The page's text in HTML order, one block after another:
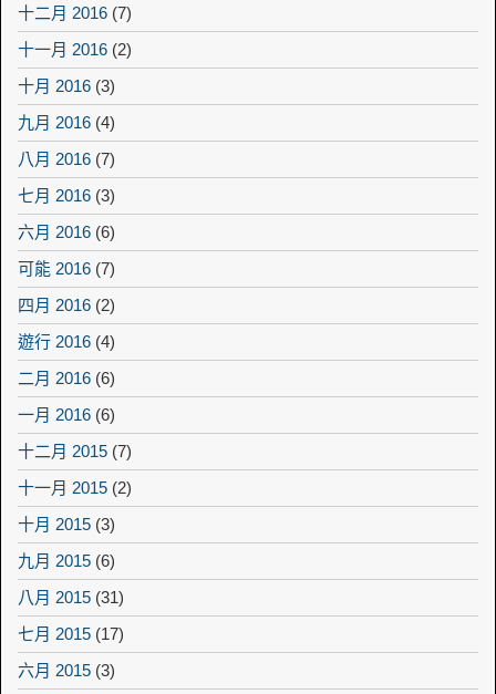
十二月 2016 (7)
十一月 2016 (2)
十月 2016 (3)
九月 2016 (4)
八月 2016 (7)
七月 2016 (3)
六月 2016 (6)
可能 2016 (7)
四月 2016 (2)
遊行 2016 (4)
二月 2016 (6)
一月 2016 (6)
十二月 2015 (7)
十一月 2015 (2)
十月 2015 (3)
九月 2015 (6)
八月 2015 (31)
七月 2015 (17)
六月 2015 (3)